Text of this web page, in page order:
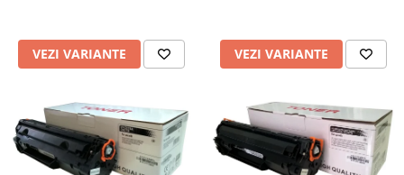
VEZI VARIANTE VEZI VARIANTE